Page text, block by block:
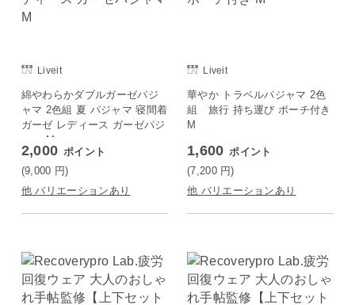
Liveit
綿やわらかダブルガーゼパジ
ャマ 2色組 夏 パジャマ 寝間着
ガーゼ レディース ガーゼパジ
ャマ M
2,000 ポイント
(9,000 円)
他 バリエーションあり
Liveit
華やか トラベルパジャマ 2色
組 旅行 持ち運び ポーチ付き
M
1,600 ポイント
(7,200 円)
他 バリエーションあり